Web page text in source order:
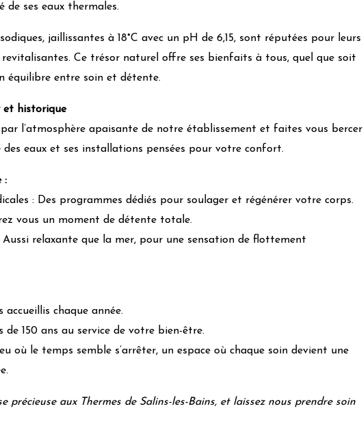
de ses eaux thermales.
jaillissantes à 18°C ​​avec un pH de 6,15, sont réputées pour leurs
Ce trésor naturel offre ses bienfaits à tous, quel que soit
équilibre entre soin et détente.
et historique
par l’atmosphère apaisante de notre établissement et faites vous bercer
eaux et ses installations pensées pour votre confort.
:
: Des programmes dédiés pour soulager et régénérer votre corps.
vous un moment de détente totale.
: Aussi relaxante que la mer, pour une sensation de flottement
accueillis chaque année.
de 150 ans au service de votre bien-être.
où le temps semble s’arrêter, un espace où chaque soin devient une
précieuse aux Thermes de Salins-les-Bains, et laissez nous prendre soin